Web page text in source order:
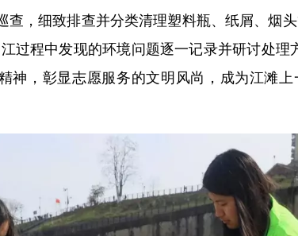
查，细致排查并分类清理塑料瓶、纸屑、烟
过程中发现的环境问题逐一记录并研讨处理
神，彰显志愿服务的文明风尚，成为江滩